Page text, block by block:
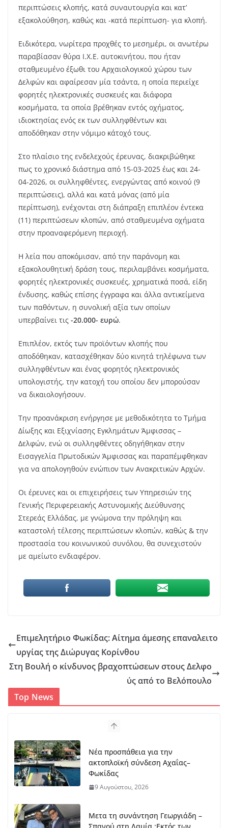
περιπτώσεις κλοπής, κατά συναυτουργία και κατ’
εξακολούθηση, καθώς και -κατά περίπτωση- για κλοπή.
Ειδικότερα, νωρίτερα προχθές το μεσημέρι, οι ανωτέρω
παραβίασαν θύρα Ι.Χ.Ε. αυτοκινήτου, που ήταν
σταθμευμένο έξωθι του Αρχαιολογικού χώρου των
Δελφών και αφαίρεσαν μία τσάντα, η οποία περιείχε
φορητές ηλεκτρονικές συσκευές και διάφορα
κοσμήματα, τα οποία βρέθηκαν εντός οχήματος,
ιδιοκτησίας ενός εκ των συλληφθέντων και
αποδόθηκαν στην νόμιμο κάτοχό τους.
Στο πλαίσιο της ενδελεχούς έρευνας, διακριβώθηκε
πως το χρονικό διάστημα από 15-03-2025 έως και 24-
04-2026, οι συλληφθέντες, ενεργώντας από κοινού (9
περιπτώσεις), αλλά και κατά μόνας (από μία
περίπτωση), ενέχονται στη διάπραξη επιπλέον έντεκα
(11) περιπτώσεων κλοπών, από σταθμευμένα οχήματα
στην προαναφερόμενη περιοχή.
Η λεία που αποκόμισαν, από την παράνομη και
εξακολουθητική δράση τους, περιλαμβάνει κοσμήματα,
φορητές ηλεκτρονικές συσκευές, χρηματικά ποσά, είδη
ένδυσης, καθώς επίσης έγγραφα και άλλα αντικείμενα
των παθόντων, η συνολική αξία των οποίων
υπερβαίνει τις -20.000- ευρώ.
Επιπλέον, εκτός των προϊόντων κλοπής που
αποδόθηκαν, κατασχέθηκαν δύο κινητά τηλέφωνα των
συλληφθέντων και ένας φορητός ηλεκτρονικός
υπολογιστής, την κατοχή του οποίου δεν μπορούσαν
να δικαιολογήσουν.
Την προανάκριση ενήργησε με μεθοδικότητα το Τμήμα
Δίωξης και Εξιχνίασης Εγκλημάτων Άμφισσας –
Δελφών, ενώ οι συλληφθέντες οδηγήθηκαν στην
Εισαγγελία Πρωτοδικών Άμφισσας και παραπέμφθηκαν
για να απολογηθούν ενώπιον των Ανακριτικών Αρχών.
Οι έρευνες και οι επιχειρήσεις των Υπηρεσιών της
Γενικής Περιφερειακής Αστυνομικής Διεύθυνσης
Στερεάς Ελλάδας, με γνώμονα την πρόληψη και
καταστολή τέλεσης περιπτώσεων κλοπών, καθώς & την
προστασία του κοινωνικού συνόλου, θα συνεχιστούν
με αμείωτο ενδιαφέρον.
Επιμελητήριο Φωκίδας: Αίτημα άμεσης επαναλειτο
υργίας της Διώρυγας Κορίνθου
Στη Βουλή ο κίνδυνος βραχοπτώσεων στους Δελφο
ύς από το Βελόπουλο
Top News
Νέα προσπάθεια για την
ακτοπλοϊκή σύνδεση Αχαΐας–
Φωκίδας
9 Αυγούστου, 2026
Mετα τη συνάντηση Γεωργιάδη –
Σπανού στη Λαμία :Εκτός των